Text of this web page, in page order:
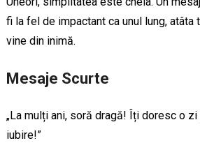
fi la fel de impactant ca unul lung,
vine din inimă.
Mesaje Scurte
„La mulți ani, soră dragă! Îți doresc o
iubire!”